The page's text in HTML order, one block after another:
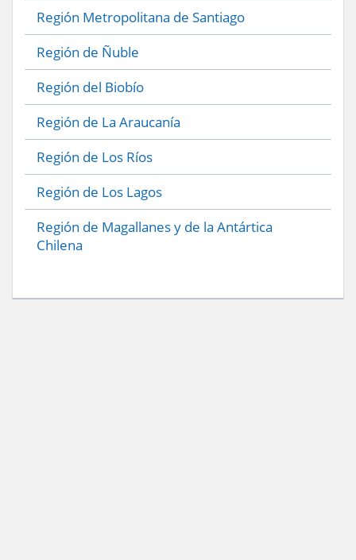
Región Metropolitana de Santiago
Región de Ñuble
Región del Biobío
Región de La Araucanía
Región de Los Ríos
Región de Los Lagos
Región de Magallanes y de la Antártica
Chilena